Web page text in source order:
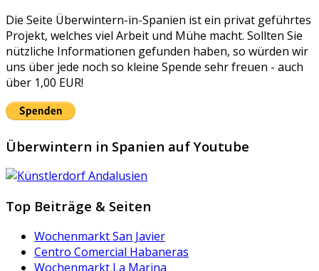
Die Seite Überwintern-in-Spanien ist ein privat geführtes
Projekt, welches viel Arbeit und Mühe macht. Sollten Sie
nützliche Informationen gefunden haben, so würden wir
uns über jede noch so kleine Spende sehr freuen - auch
über 1,00 EUR!
Überwintern in Spanien auf Youtube
Top Beiträge & Seiten
Wochenmarkt San Javier
Centro Comercial Habaneras
Wochenmarkt La Marina